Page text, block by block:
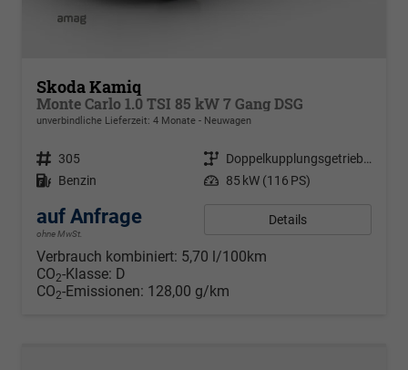
Skoda Kamiq
Monte Carlo 1.0 TSI 85 kW 7 Gang DSG
unverbindliche Lieferzeit: 4 Monate Neuwagen
Fahrzeugnr. 305 Getriebe
Doppelkupplungsgetriebe (DSG)
Kraftstoff Benzin Leistung 85 kW (116 PS)
auf Anfrage
ohne MwSt.
Details
Verbrauch kombiniert: 5,70 l/100km
CO2-Klasse: D
CO2-Emissionen: 128,00 g/km